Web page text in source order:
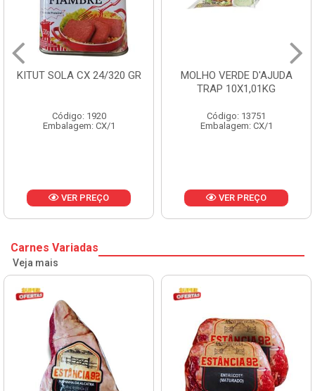
KITUT SOLA CX 24/320 GR
Código: 1920
Embalagem: CX/1
VER PREÇO
MOLHO VERDE D'AJUDA
TRAP 10X1,01KG
Código: 13751
Embalagem: CX/1
VER PREÇO
Carnes Variadas
Veja mais